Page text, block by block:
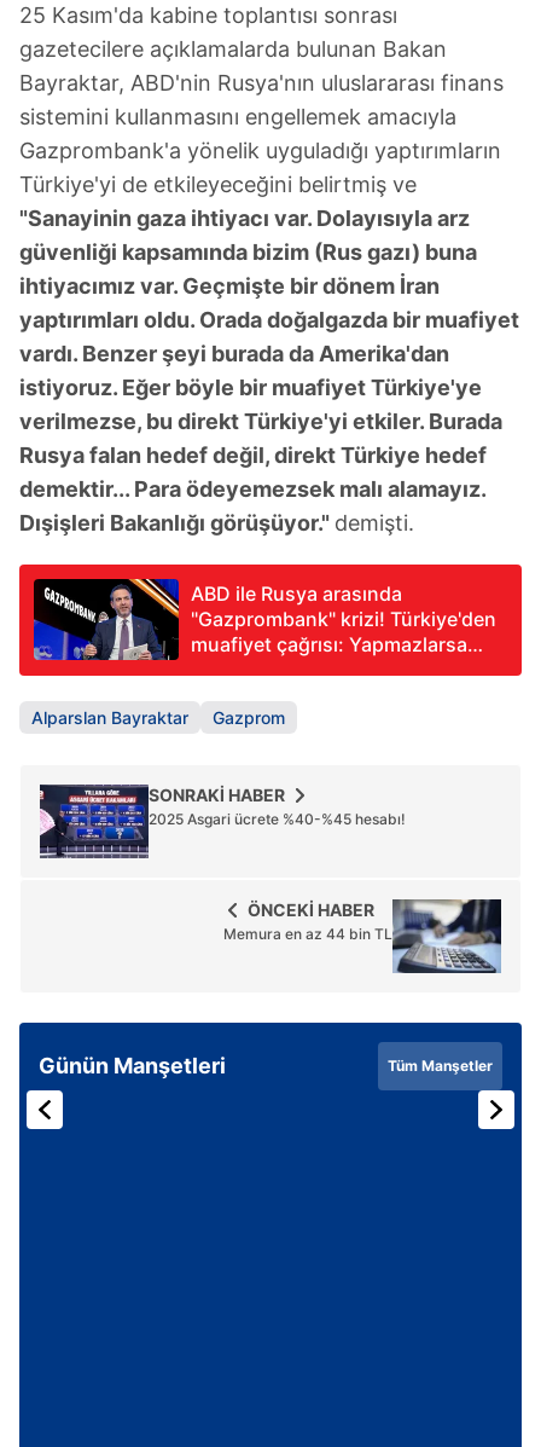
Sitemizde kendimize ve üçüncü kişilere ait çerezler
kullanılmaktadır. Bu çerezler vasıtasıyla çeşitli kişisel
verileriniz işlenmekte olup gerekli olan çerezler bilgi
toplumu hizmetlerinin sunulması amacıyla
kullanılmaktadır. Diğer çerezler, sitemizin daha işlevsel
kılınması ve kişiselleştirilmesi ve sizlere yönelik
reklam/pazarlama faaliyetlerinin yapılması, amaçlarıyla
sınırlı olarak açık rızanız dahilinde kullanılacaktır.
Çerezlere ilişkin tercihlerinizi aşağıda yer alan panel
vasıtasıyla belirleyebilirsiniz. Çerezlere ilişkin detaylı bilgi
için Ayarlar butonuna tıklayabilir,Çerez Bilgilendirme
Metnimiziziyaret edebilirsiniz.
6698 sayılı Kişisel Verilerin Korunması Kanunu uyarınca
hazırlanmış Aydınlatma Metnimizi okumak ve sitemizde
ilgili mevzuata uygun olarak kullanılan çerezlerle ilgili bilgi
almak için lütfen
tıklayınız.
25 Kasım'da kabine toplantısı sonrası
gazetecilere açıklamalarda bulunan Bakan
Bayraktar, ABD'nin Rusya'nın uluslararası finans
sistemini kullanmasını engellemek amacıyla
Gazprombank'a yönelik uyguladığı yaptırımların
Türkiye'yi de etkileyeceğini belirtmiş ve
"Sanayinin gaza ihtiyacı var. Dolayısıyla arz
güvenliği kapsamında bizim (Rus gazı) buna
ihtiyacımız var. Geçmişte bir dönem İran
yaptırımları oldu. Orada doğalgazda bir muafiyet
vardı. Benzer şeyi burada da Amerika'dan
istiyoruz. Eğer böyle bir muafiyet Türkiye'ye
verilmezse, bu direkt Türkiye'yi etkiler. Burada
Rusya falan hedef değil, direkt Türkiye hedef
demektir... Para ödeyemezsek malı alamayız.
Dışişleri Bakanlığı görüşüyor." demişti.
ABD ile Rusya arasında
"Gazprombank" krizi! Türkiye'den
muafiyet çağrısı: Yapmazlarsa
hedef Türkiye'dir!
Alparslan Bayraktar Gazprom
SONRAKİ HABER
2025 Asgari ücrete %40-%45 hesabı!
ÖNCEKİ HABER
Memura en az 44 bin TL
Günün Manşetleri Tüm Manşetler